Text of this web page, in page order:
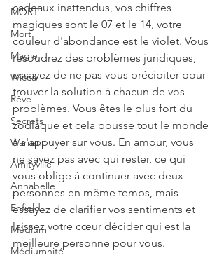
MORT
Mort
Magie
Wicca
Rêve
Secrets
Warren
Amityville
Annabelle
Enfield
Médium
Médiumnité
cadeaux inattendus, vos chiffres
magiques sont le 07 et le 14, votre
couleur d'abondance est le violet. Vous
résoudrez des problèmes juridiques,
essayez de ne pas vous précipiter pour
trouver la solution à chacun de vos
problèmes. Vous êtes le plus fort du
zodiaque et cela pousse tout le monde
à s'appuyer sur vous. En amour, vous
ne savez pas avec qui rester, ce qui
vous oblige à continuer avec deux
personnes en même temps, mais
essayez de clarifier vos sentiments et
laissez votre cœur décider qui est la
meilleure personne pour vous.